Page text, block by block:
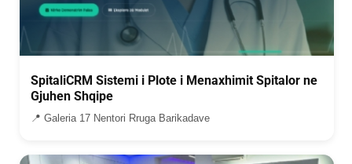
SpitaliCRM Sistemi i Plote i Menaxhimit Spitalor ne
Gjuhen Shqipe
📍 Galeria 17 Nentori Rruga Barikadave